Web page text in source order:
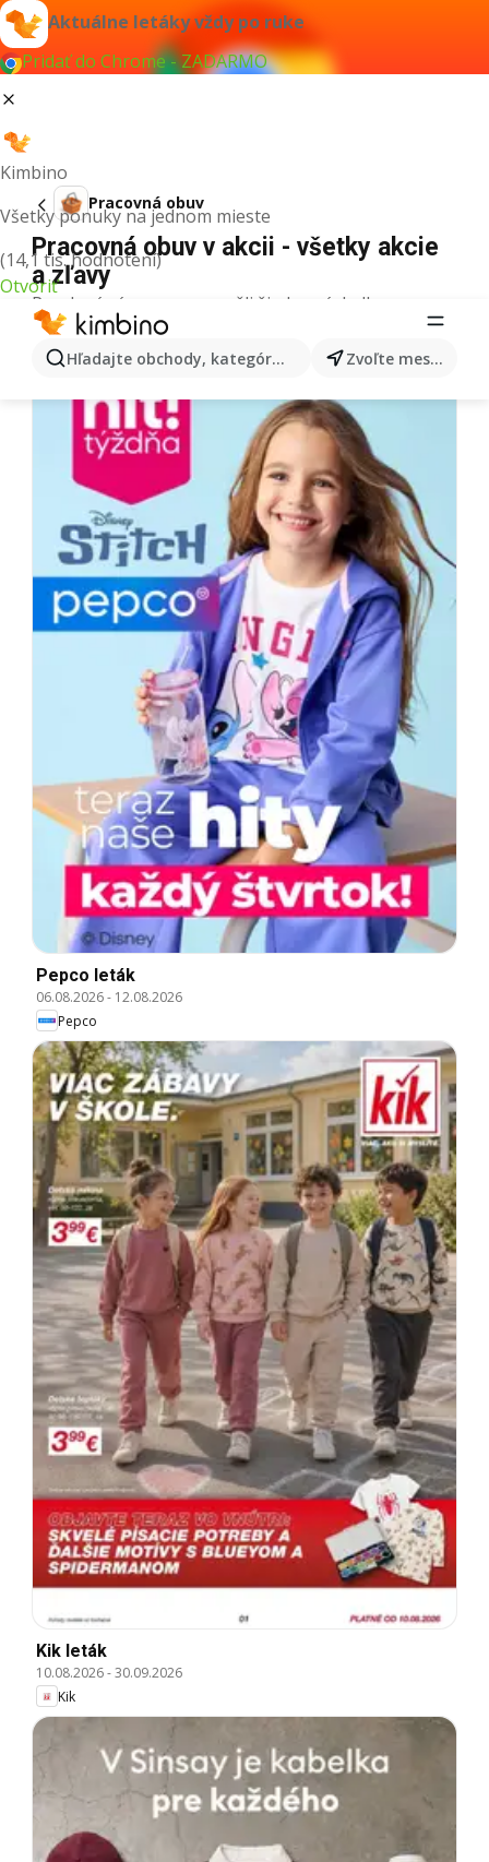
Aktuálne letáky vždy po ruke
Pridať do Chrome - ZADARMO
Kimbino
Všetky ponuky na jednom mieste
(14,1 tis. hodnotení)
Otvoriť
Hľadajte obchody, kategórie, produkty... Zvoľte mesto
Pracovná obuv
Pracovná obuv v akcii - všetky akcie
a zľavy
Pre daný výraz sme nenašli žiadne výsledky.
Ďalšie letáky z kategórie
Pepco leták
06.08.2026- 12.08.2026
Pepco
Kik leták
10.08.2026-30.09.2026
Kik